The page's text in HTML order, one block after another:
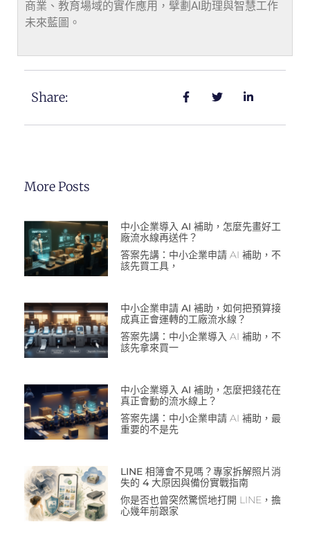
商業、教育場域的實作應用，擘劃AI助理與智慧工作
未來藍圖。
Share:
More Posts
中小企業導入 AI 補助，怎麼先畫好工
廠流水線再送件？
答案先講：中小企業申請 AI 補助，不
該先買工具，
中小企業申請 AI 補助，如何把預算接
成真正會運轉的工廠流水線？
答案先講：中小企業導入 AI 補助，不
該先拿來買一
中小企業導入 AI 補助，怎麼把錢花在
真正會動的流水線上？
答案先講：中小企業申請 AI 補助，最
重要的不是先
LINE 相簿會不見嗎？專家拆解照片消
失的 4 大原因與備份實戰指南
你是否也曾突然驚慌地打開 LINE，擔
心幾年前跟家